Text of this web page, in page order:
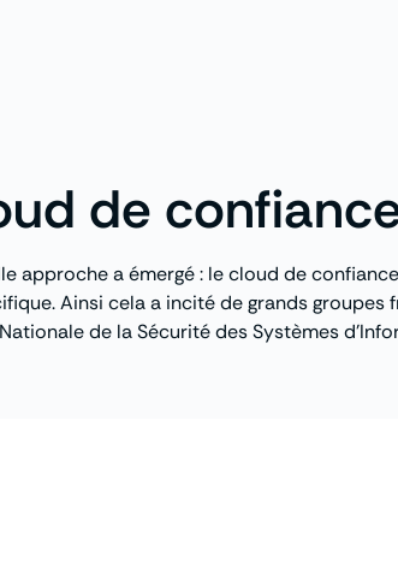
de
approche a émergé : le cloud de
Ainsi cela a incité de grands
de la Sécurité des Systèmes